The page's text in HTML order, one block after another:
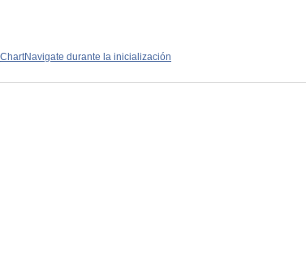
ChartNavigate durante la inicialización